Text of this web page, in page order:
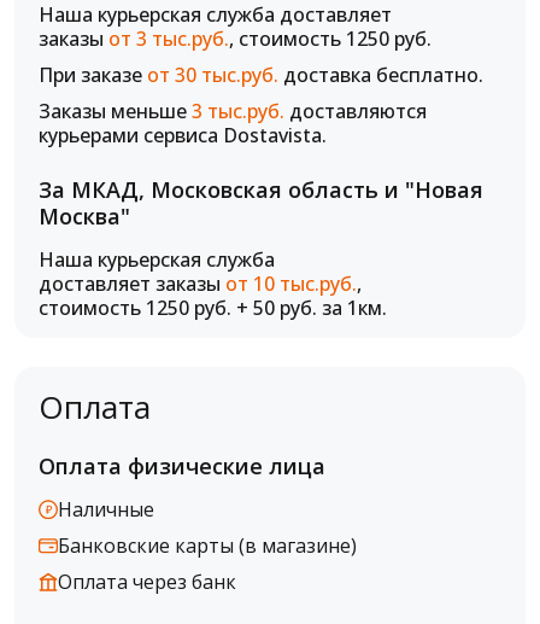
Наша курьерская служба доставляет
заказы от 3 тыс.руб., стоимость 1250 руб.
При заказе от 30 тыс.руб. доставка бесплатно.
Заказы меньше3 тыс.руб. доставляются
курьерами сервиса Dostavista.
За МКАД, Московская область и "Новая
Москва"
Наша курьерская служба
доставляет заказы от 10 тыс.руб.,
стоимость 1250 руб. + 50 руб. за 1км.
Оплата
Оплата физические лица
Наличные
Банковские карты (в магазине)
Оплата через банк